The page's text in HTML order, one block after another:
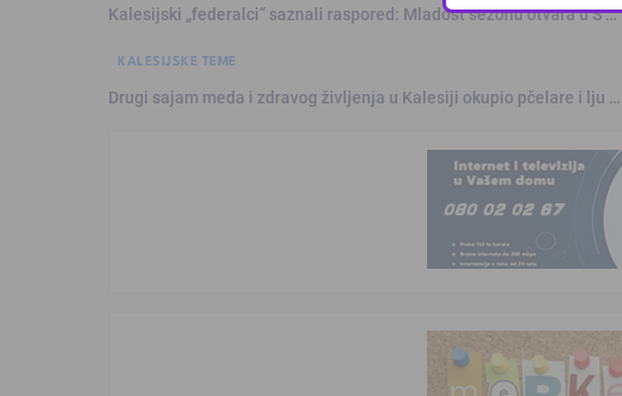
Kalesijski „federalci“ saznali raspored: Mladost sezonu otvara u S …
KALESIJSKE TEME
Drugi sajam meda i zdravog življenja u Kalesiji okupio pčelare i lju …